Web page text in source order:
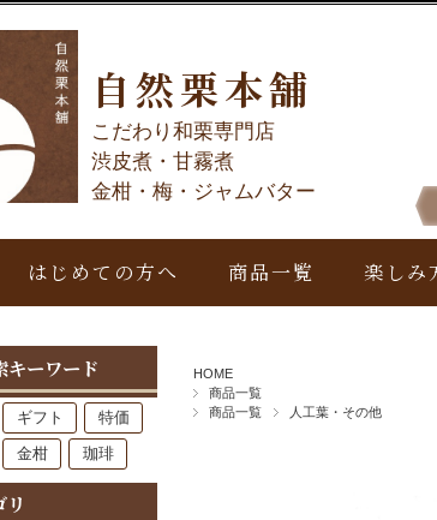
自然栗本舗
こだわり和栗専門店
渋皮煮・甘霧煮
金柑・梅・ジャムバター
はじめての方へ 商品一覧 楽しみ
HOME
商品一覧
商品一覧
人工葉・その他
キーワード
ギフト 特価
金柑 珈琲